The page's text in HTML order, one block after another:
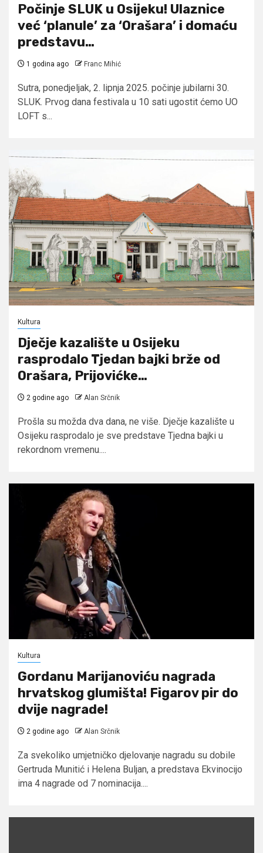
Počinje SLUK u Osijeku! Ulaznice
već ‘planule’ za ‘Orašara’ i domaću
predstavu…
1 godina ago Franc Mihić
Sutra, ponedjeljak, 2. lipnja 2025. počinje jubilarni 30.
SLUK. Prvog dana festivala u 10 sati ugostit ćemo UO
LOFT s...
Kultura
Dječje kazalište u Osijeku
rasprodalo Tjedan bajki brže od
Orašara, Prijovićke…
2 godine ago Alan Srčnik
Prošla su možda dva dana, ne više. Dječje kazalište u
Osijeku rasprodalo je sve predstave Tjedna bajki u
rekordnom vremenu....
Kultura
Gordanu Marijanoviću nagrada
hrvatskog glumišta! Figarov pir do
dvije nagrade!
2 godine ago Alan Srčnik
Za svekoliko umjetničko djelovanje nagradu su dobile
Gertruda Munitić i Helena Buljan, a predstava Ekvinocijo
ima 4 nagrade od 7 nominacija....